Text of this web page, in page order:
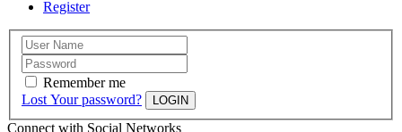
Register
Remember me
Lost Your password?
LOGIN
Connect with Social Networks